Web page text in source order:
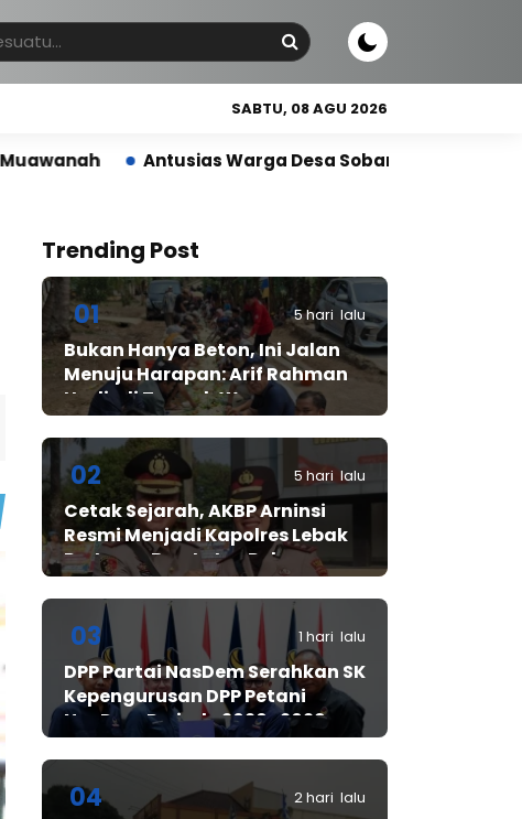
SABTU, 08 AGU 2026
Antusias Warga Desa Sobang Gelar Jumsih,Sambut HUT
Trending Post
01 5 hari lalu
Bukan Hanya Beton, Ini Jalan
Menuju Harapan: Arif Rahman
Hadir di Tengah Warga
Cibadak
02 5 hari lalu
Cetak Sejarah, AKBP Arninsi
Resmi Menjadi Kapolres Lebak
Pertama Berstatus Polwan
03 1 hari lalu
DPP Partai NasDem Serahkan SK
Kepengurusan DPP Petani
NasDem Periode 2026–2029,
Arif Rahman, S.H. Resmi Pimpin
Nasdem
04 2 hari lalu